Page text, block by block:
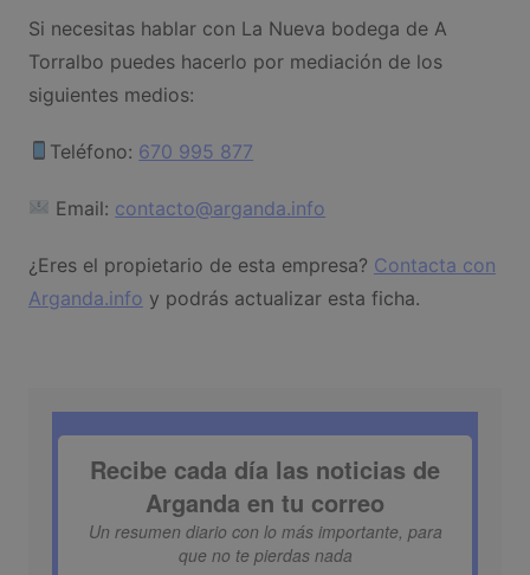
Si necesitas hablar con La Nueva bodega de A
Torralbo puedes hacerlo por mediación de los
siguientes medios:
Teléfono: 670 995 877
Email: contacto@arganda.info
¿Eres el propietario de esta empresa? Contacta con
Arganda.info y podrás actualizar esta ficha.